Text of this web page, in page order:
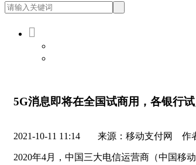

5G消息即将在全国试商用，各银行
2021-10-11 11:14 来源：移动支付网 作
2020年4月，中国三大电信运营商（中国移